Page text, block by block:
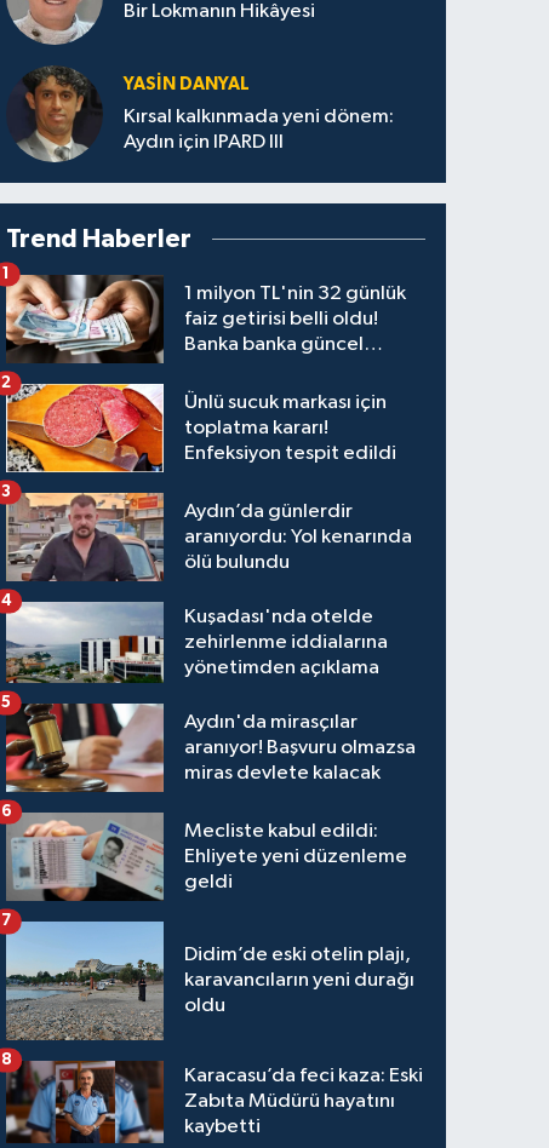
Bir Lokmanın Hikâyesi
YASIN DANYAL
Kırsal kalkınmada yeni dönem:
Aydın için IPARD III
Trend Haberler
1 milyon TL'nin 32 günlük
faiz getirisi belli oldu!
Banka banka güncel
1
Ünlü sucuk markası için
toplatma kararı!
Enfeksiyon tespit edildi
2
Aydın’da günlerdir
aranıyordu: Yol kenarında
ölü bulundu
3
Kuşadası'nda otelde
zehirlenme iddialarına
yönetimden açıklama
4
Aydın'da mirasçılar
aranıyor! Başvuru olmazsa
miras devlete kalacak
5
Mecliste kabul edildi:
Ehliyete yeni düzenleme
geldi
6
Didim’de eski otelin plajı,
karavancıların yeni durağı
oldu
7
Karacasu’da feci kaza: Eski
Zabıta Müdürü hayatını
kaybetti
8